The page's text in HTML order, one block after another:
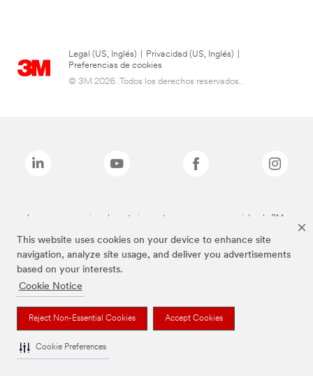
This website uses cookies on your device to enhance site
navigation, analyze site usage, and deliver you advertisements
based on your interests.
Cookie Notice
Reject Non-Essential Cookies Accept Cookies
Cookie Preferences
Legal (US, Inglés) Privacidad (US, Inglés)
Preferencias de cookies
© 3M 2026. Todos los derechos reservados..
Las marcas mencionadas anteriormente son marcas comerciales de 3M.